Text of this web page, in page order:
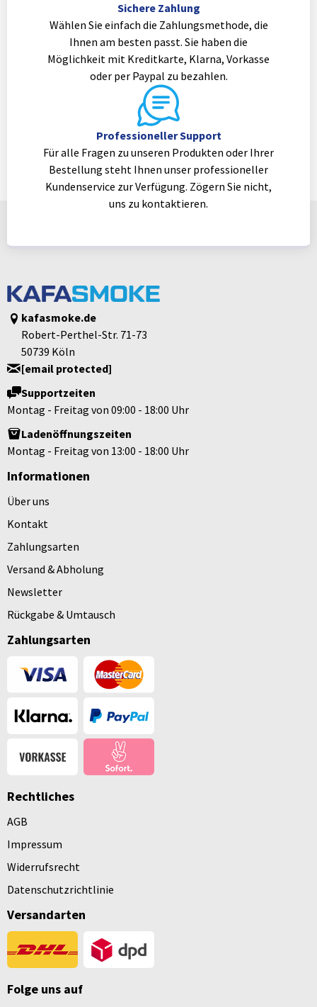
Sichere Zahlung
Wählen Sie einfach die Zahlungsmethode, die
Ihnen am besten passt. Sie haben die
Möglichkeit mit Kreditkarte, Klarna, Vorkasse
oder per Paypal zu bezahlen.
Professioneller Support
Für alle Fragen zu unseren Produkten oder Ihrer
Bestellung steht Ihnen unser professioneller
Kundenservice zur Verfügung. Zögern Sie nicht,
uns zu kontaktieren.
kafasmoke.de
Robert-Perthel-Str. 71-73
50739 Köln
[email protected]
Supportzeiten
Montag - Freitag von 09:00 - 18:00 Uhr
Ladenöffnungszeiten
Montag - Freitag von 13:00 - 18:00 Uhr
Informationen
Über uns
Kontakt
Zahlungsarten
Versand & Abholung
Newsletter
Rückgabe & Umtausch
Zahlungsarten
Rechtliches
AGB
Impressum
Widerrufsrecht
Datenschutzrichtlinie
Versandarten
Folge uns auf